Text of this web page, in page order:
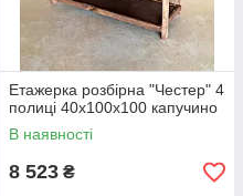
Етажерка розбірна "Честер" 4
полиці 40х100х100 капучино
В наявності
8 523 ₴